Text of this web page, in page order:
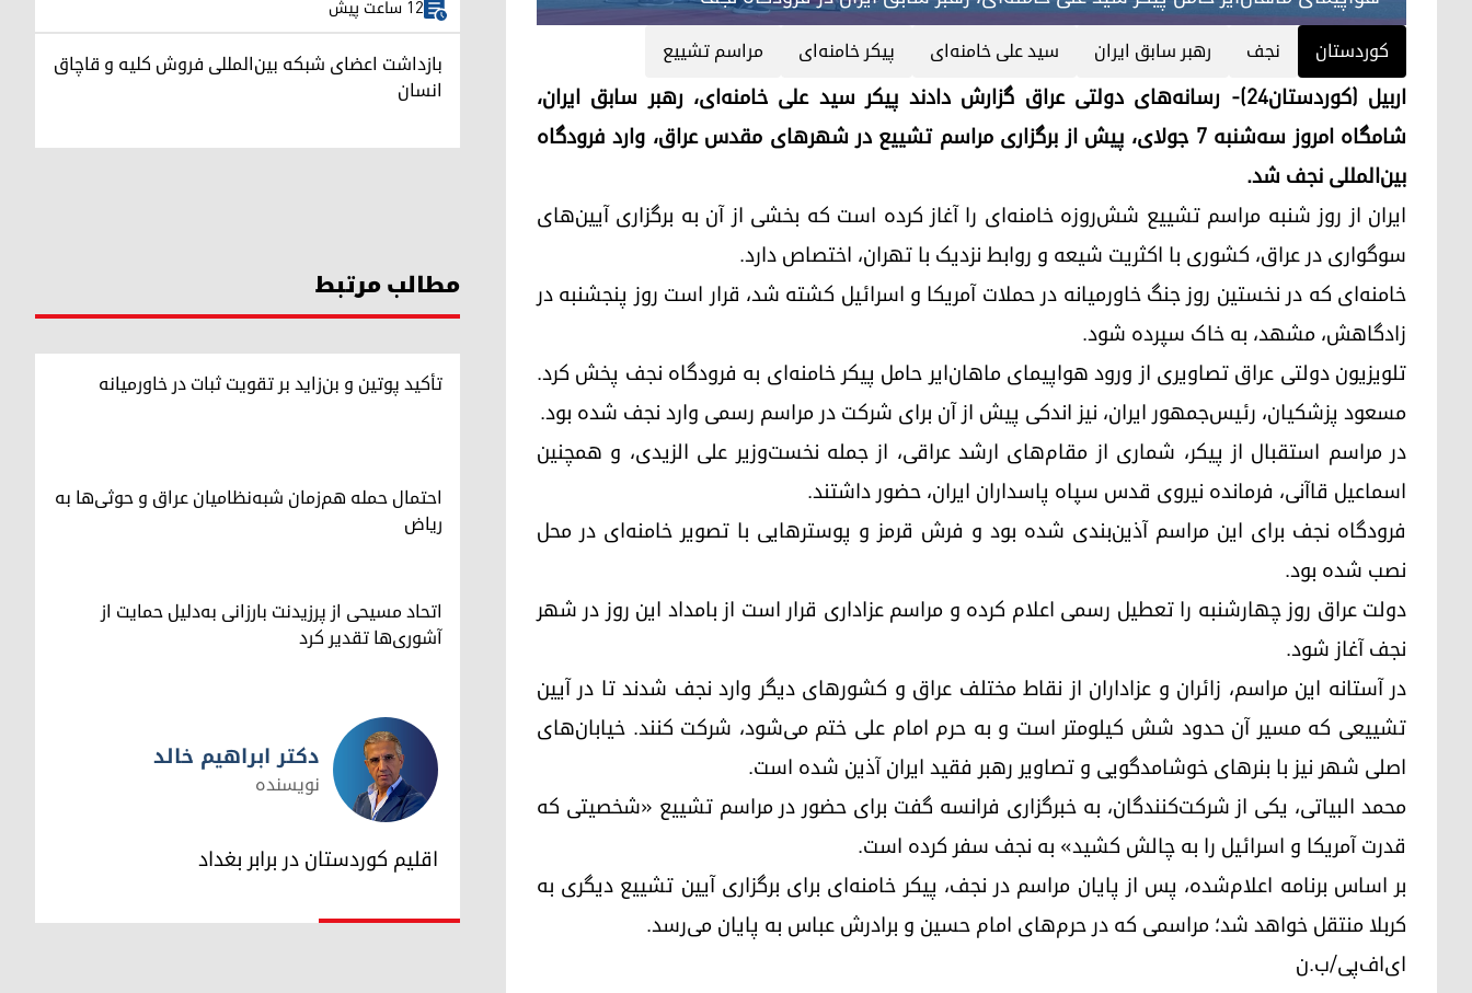
کوردستان نجف رهبر سابق ایران سید علی خامنه‌ای پیکر خامنه‌ای مراسم تشییع
اربیل (کوردستان۲۴)- رسانه‌های دولتی عراق گزارش دادند پیکر سید علی خامنه‌ای، رهبر سابق ایران،
شامگاه امروز سه‌شنبه ۷ جولای، پیش از برگزاری مراسم تشییع در شهرهای مقدس عراق، وارد فرودگاه
بین‌المللی نجف شد.
ایران از روز شنبه مراسم تشییع شش‌روزه خامنه‌ای را آغاز کرده است که بخشی از آن به برگزاری آیین‌های
سوگواری در عراق، کشوری با اکثریت شیعه و روابط نزدیک با تهران، اختصاص دارد.
خامنه‌ای که در نخستین روز جنگ خاورمیانه در حملات آمریکا و اسرائیل کشته شد، قرار است روز پنجشنبه در
زادگاهش، مشهد، به خاک سپرده شود.
تلویزیون دولتی عراق تصاویری از ورود هواپیمای ماهان‌ایر حامل پیکر خامنه‌ای به فرودگاه نجف پخش کرد.
مسعود پزشکیان، رئیس‌جمهور ایران، نیز اندکی پیش از آن برای شرکت در مراسم رسمی وارد نجف شده بود.
در مراسم استقبال از پیکر، شماری از مقام‌های ارشد عراقی، از جمله نخست‌وزیر علی الزیدی، و همچنین
اسماعیل قاآنی، فرمانده نیروی قدس سپاه پاسداران ایران، حضور داشتند.
فرودگاه نجف برای این مراسم آذین‌بندی شده بود و فرش قرمز و پوسترهایی با تصویر خامنه‌ای در محل
نصب شده بود.
دولت عراق روز چهارشنبه را تعطیل رسمی اعلام کرده و مراسم عزاداری قرار است از بامداد این روز در شهر
نجف آغاز شود.
در آستانه این مراسم، زائران و عزاداران از نقاط مختلف عراق و کشورهای دیگر وارد نجف شدند تا در آیین
تشییعی که مسیر آن حدود شش کیلومتر است و به حرم امام علی ختم می‌شود، شرکت کنند. خیابان‌های
اصلی شهر نیز با بنرهای خوشامدگویی و تصاویر رهبر فقید ایران آذین شده است.
محمد البیاتی، یکی از شرکت‌کنندگان، به خبرگزاری فرانسه گفت برای حضور در مراسم تشییع «شخصیتی که
قدرت آمریکا و اسرائیل را به چالش کشید» به نجف سفر کرده است.
بر اساس برنامه اعلام‌شده، پس از پایان مراسم در نجف، پیکر خامنه‌ای برای برگزاری آیین تشییع دیگری به
کربلا منتقل خواهد شد؛ مراسمی که در حرم‌های امام حسین و برادرش عباس به پایان می‌رسد.
ای‌اف‌پی/ب.ن
12 ساعت پیش
بازداشت اعضای شبکه بین‌المللی فروش کلیه و قاچاق
انسان
مطالب مرتبط
تأکید پوتین و بن‌زاید بر تقویت ثبات در خاورمیانه
احتمال حمله هم‌زمان شبه‌نظامیان عراق و حوثی‌ها به
ریاض
اتحاد مسیحی از پرزیدنت بارزانی به‌دلیل حمایت از
آشوری‌ها تقدیر کرد
دکتر ابراهیم خالد
دکتر ابراهیم خالد
نویسنده
اقلیم کوردستان در برابر بغداد